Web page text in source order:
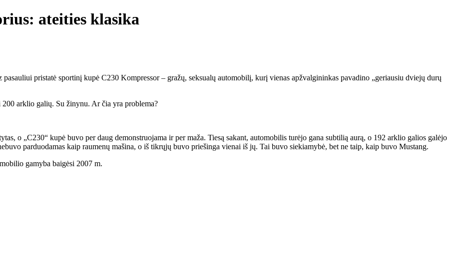
ateities klasika
pristatė sportinį kupė C230 Kompressor – gražų, seksualų automobilį, kurį vienas apžvalgininkas pavadino „geriausiu dviejų durų
arklio galių. Su žinynu. Ar čia yra problema?
o „C230“ kupė buvo per daug demonstruojama ir per maža. Tiesą sakant, automobilis turėjo gana subtilią aurą, o 192 arklio galios galėjo
parduodamas kaip raumenų mašina, o iš tikrųjų buvo priešinga vienai iš jų. Tai buvo siekiamybė, bet ne taip, kaip buvo Mustang.
gamyba baigėsi 2007 m.